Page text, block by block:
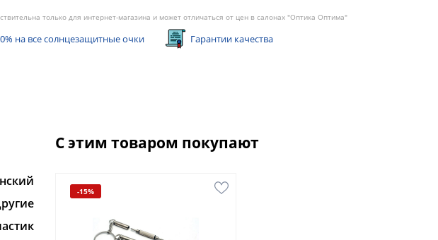
только для интернет-магазина и может отличаться от цен в салонах "Оптика Оптима"
на все солнцезащитные очки Гарантии качества
С этим товаром покупают
-15%